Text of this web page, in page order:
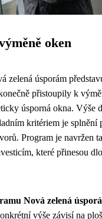
oken
zelená úsporám
přistoupily k
úsporná okna. Výše
kritériem je splnění
Program je navržen
které přinesou
Nová zelená
výše závisí na